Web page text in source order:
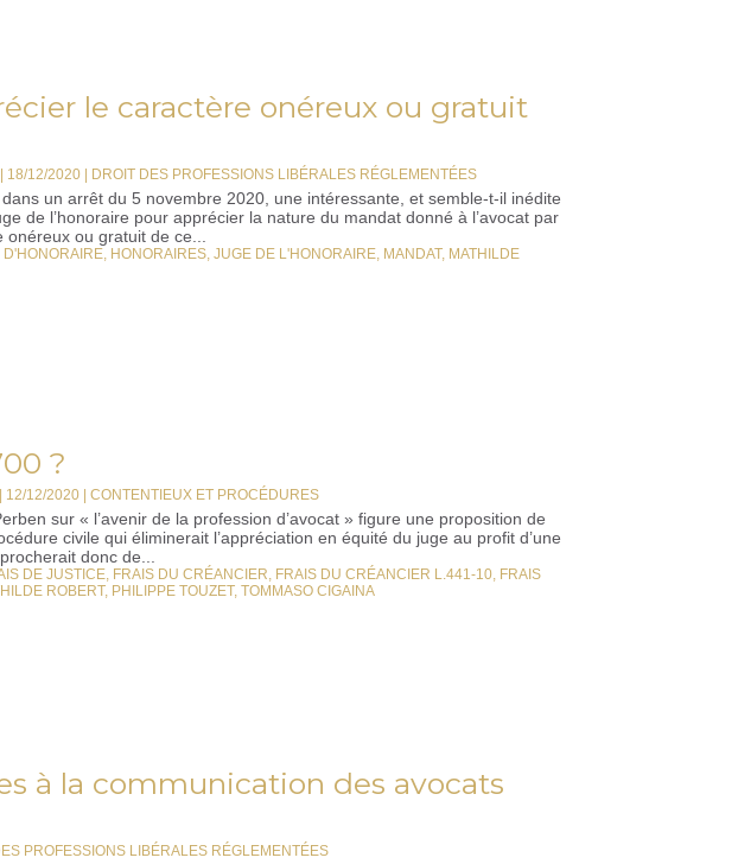
le caractère onéreux ou gratuit
18/12/2020 DROIT DES PROFESSIONS LIBÉRALES RÉGLEMENTÉES
un arrêt du 5 novembre 2020, une intéressante, et semble-t-il inédite
de l’honoraire pour apprécier la nature du mandat donné à l’avocat par
ou gratuit de ce...
D'HONORAIRE, HONORAIRES, JUGE DE L'HONORAIRE, MANDAT, MATHILDE
?
12/12/2020 CONTENTIEUX ET PROCÉDURES
sur « l’avenir de la profession d’avocat » figure une proposition de
civile qui éliminerait l’appréciation en équité du juge au profit d’une
donc de...
DE JUSTICE, FRAIS DU CRÉANCIER, FRAIS DU CRÉANCIER L.441-10, FRAIS
ROBERT, PHILIPPE TOUZET, TOMMASO CIGAINA
à la communication des avocats
PROFESSIONS LIBÉRALES RÉGLEMENTÉES